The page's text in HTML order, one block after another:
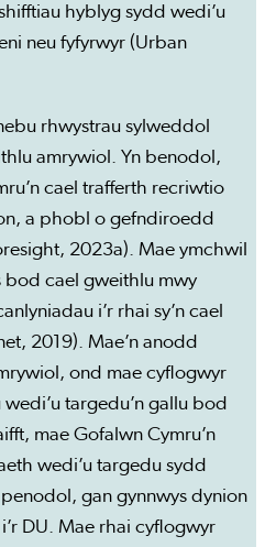
hyblyg sydd wedi’u
neu fyfyrwyr (Urban
rhwystrau sylweddol
amrywiol. Yn benodol,
cael trafferth recriwtio
a phobl o gefndiroedd
2023a). Mae ymchwil
cael gweithlu mwy
i’r rhai sy’n cael
2019). Mae’n anodd
ond mae cyflogwyr
targedu’n gallu bod
mae Gofalwn Cymru’n
wedi’u targedu sydd
gan gynnwys dynion
DU. Mae rhai cyflogwyr